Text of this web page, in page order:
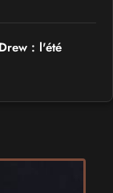
: l'été